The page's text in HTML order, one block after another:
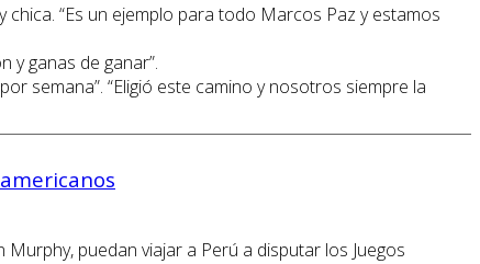
“Es un ejemplo para todo Marcos Paz y estamos
y ganas de ganar”.
semana”. “Eligió este camino y nosotros siempre la
puedan viajar a Perú a disputar los Juegos